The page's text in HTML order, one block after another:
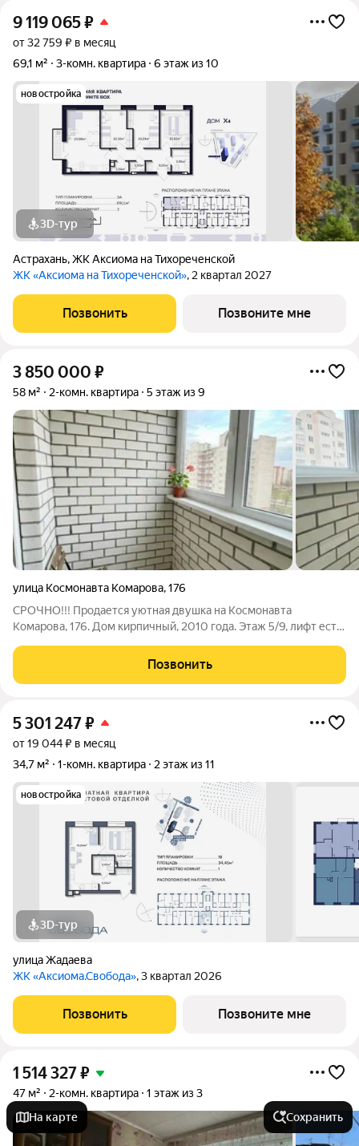
9 119 065₽
от 32 759 ₽ в месяц
69,1 м²
3-комн. квартира 6 этаж из 10
новостройка
3D-тур
Астрахань,ЖК Аксиома на Тихореченской
ЖК «Аксиома на Тихореченской», 2 квартал 2027
Позвонить Позвоните мне
3 850 000 ₽
58 м² 2-комн. квартира 5 этаж из 9
улица Космонавта Комарова,176
СРОЧНО!!! Продается уютная двушка на Космонавта
Комарова, 176. Дом кирпичный, 2010 года. Этаж 5/9, лифт есть.
взрослый, без детей и без обременений сделка максимально
прозрачная. Район
Позвонить
5 301 247₽
от 19 044 ₽ в месяц
34,7 м²
1-комн. квартира 2 этаж из 11
новостройка
3D-тур
улица Жадаева
ЖК «Аксиома.Свобода», 3 квартал 2026
Позвонить Позвоните мне
1 514 327₽
47 м² 2-комн. квартира
1 этаж из 3
На карте
Сохранить